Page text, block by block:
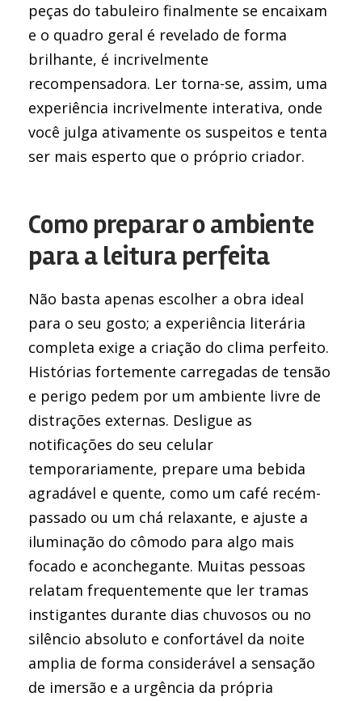
peças do tabuleiro finalmente se encaixam
e o quadro geral é revelado de forma
brilhante, é incrivelmente
recompensadora. Ler torna-se, assim, uma
experiência incrivelmente interativa, onde
você julga ativamente os suspeitos e tenta
ser mais esperto que o próprio criador.
Como preparar o ambiente
para a leitura perfeita
Não basta apenas escolher a obra ideal
para o seu gosto; a experiência literária
completa exige a criação do clima perfeito.
Histórias fortemente carregadas de tensão
e perigo pedem por um ambiente livre de
distrações externas. Desligue as
notificações do seu celular
temporariamente, prepare uma bebida
agradável e quente, como um café recém-
passado ou um chá relaxante, e ajuste a
iluminação do cômodo para algo mais
focado e aconchegante. Muitas pessoas
relatam frequentemente que ler tramas
instigantes durante dias chuvosos ou no
silêncio absoluto e confortável da noite
amplia de forma considerável a sensação
de imersão e a urgência da própria